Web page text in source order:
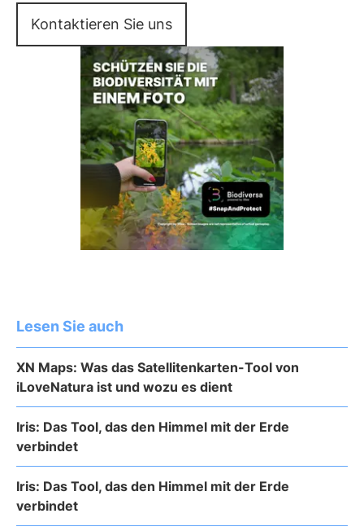
Kontaktieren Sie uns
Lesen Sie auch
XN Maps: Was das Satellitenkarten-Tool von
iLoveNatura ist und wozu es dient
Iris: Das Tool, das den Himmel mit der Erde
verbindet
Iris: Das Tool, das den Himmel mit der Erde
verbindet